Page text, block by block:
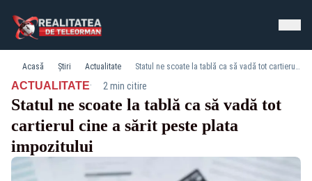
Acasă Știri Actualitate Statul ne scoate la tablă ca să vadă tot cartierul cine a sărit peste plata impozitului
ACTUALITATE· 2 min citire
Statul ne scoate la tablă ca să vadă tot
cartierul cine a sărit peste plata
impozitului